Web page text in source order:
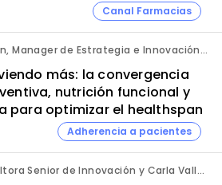
Canal Farmacias
Karina Sanmartín, Manager de Estrategia e Innovación y Ana Leal, Consultora Senior de Innovación. ANIMA.
más: la convergencia
nutrición funcional y
para optimizar el healthspan
Adherencia a pacientes
Ana Leal, Consultora Senior de Innovación y Carla Vallès, Manager. ANIMA.